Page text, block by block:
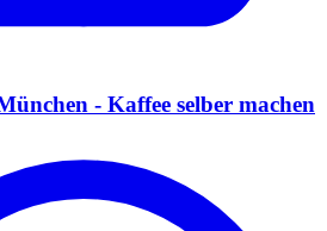
- Kaffee selber machen